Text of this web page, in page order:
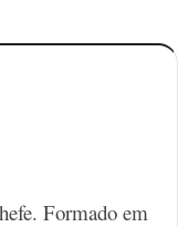
Formado em